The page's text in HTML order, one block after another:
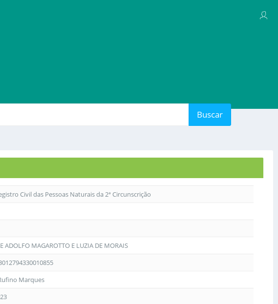
Buscar
Civil das Pessoas Naturais da 2ª Circunscrição
ADOLFO MAGAROTTO E LUZIA DE MORAIS
Marques